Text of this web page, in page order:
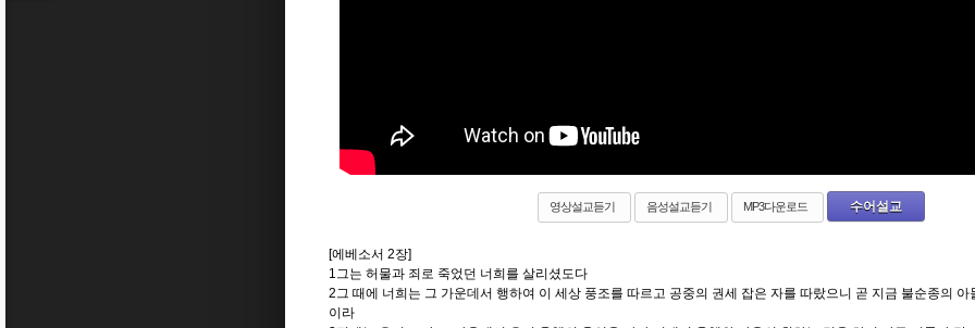
영상설교듣기 음성설교듣기 MP3다운로드 수어설교
[에베소서 2장]
1그는 허물과 죄로 죽었던 너희를 살리셨도다
2그 때에 너희는 그 가운데서 행하여 이 세상 풍조를 따르고 공중의 권세 잡은 자를 따랐으니 곧 지금 불순종의
이라